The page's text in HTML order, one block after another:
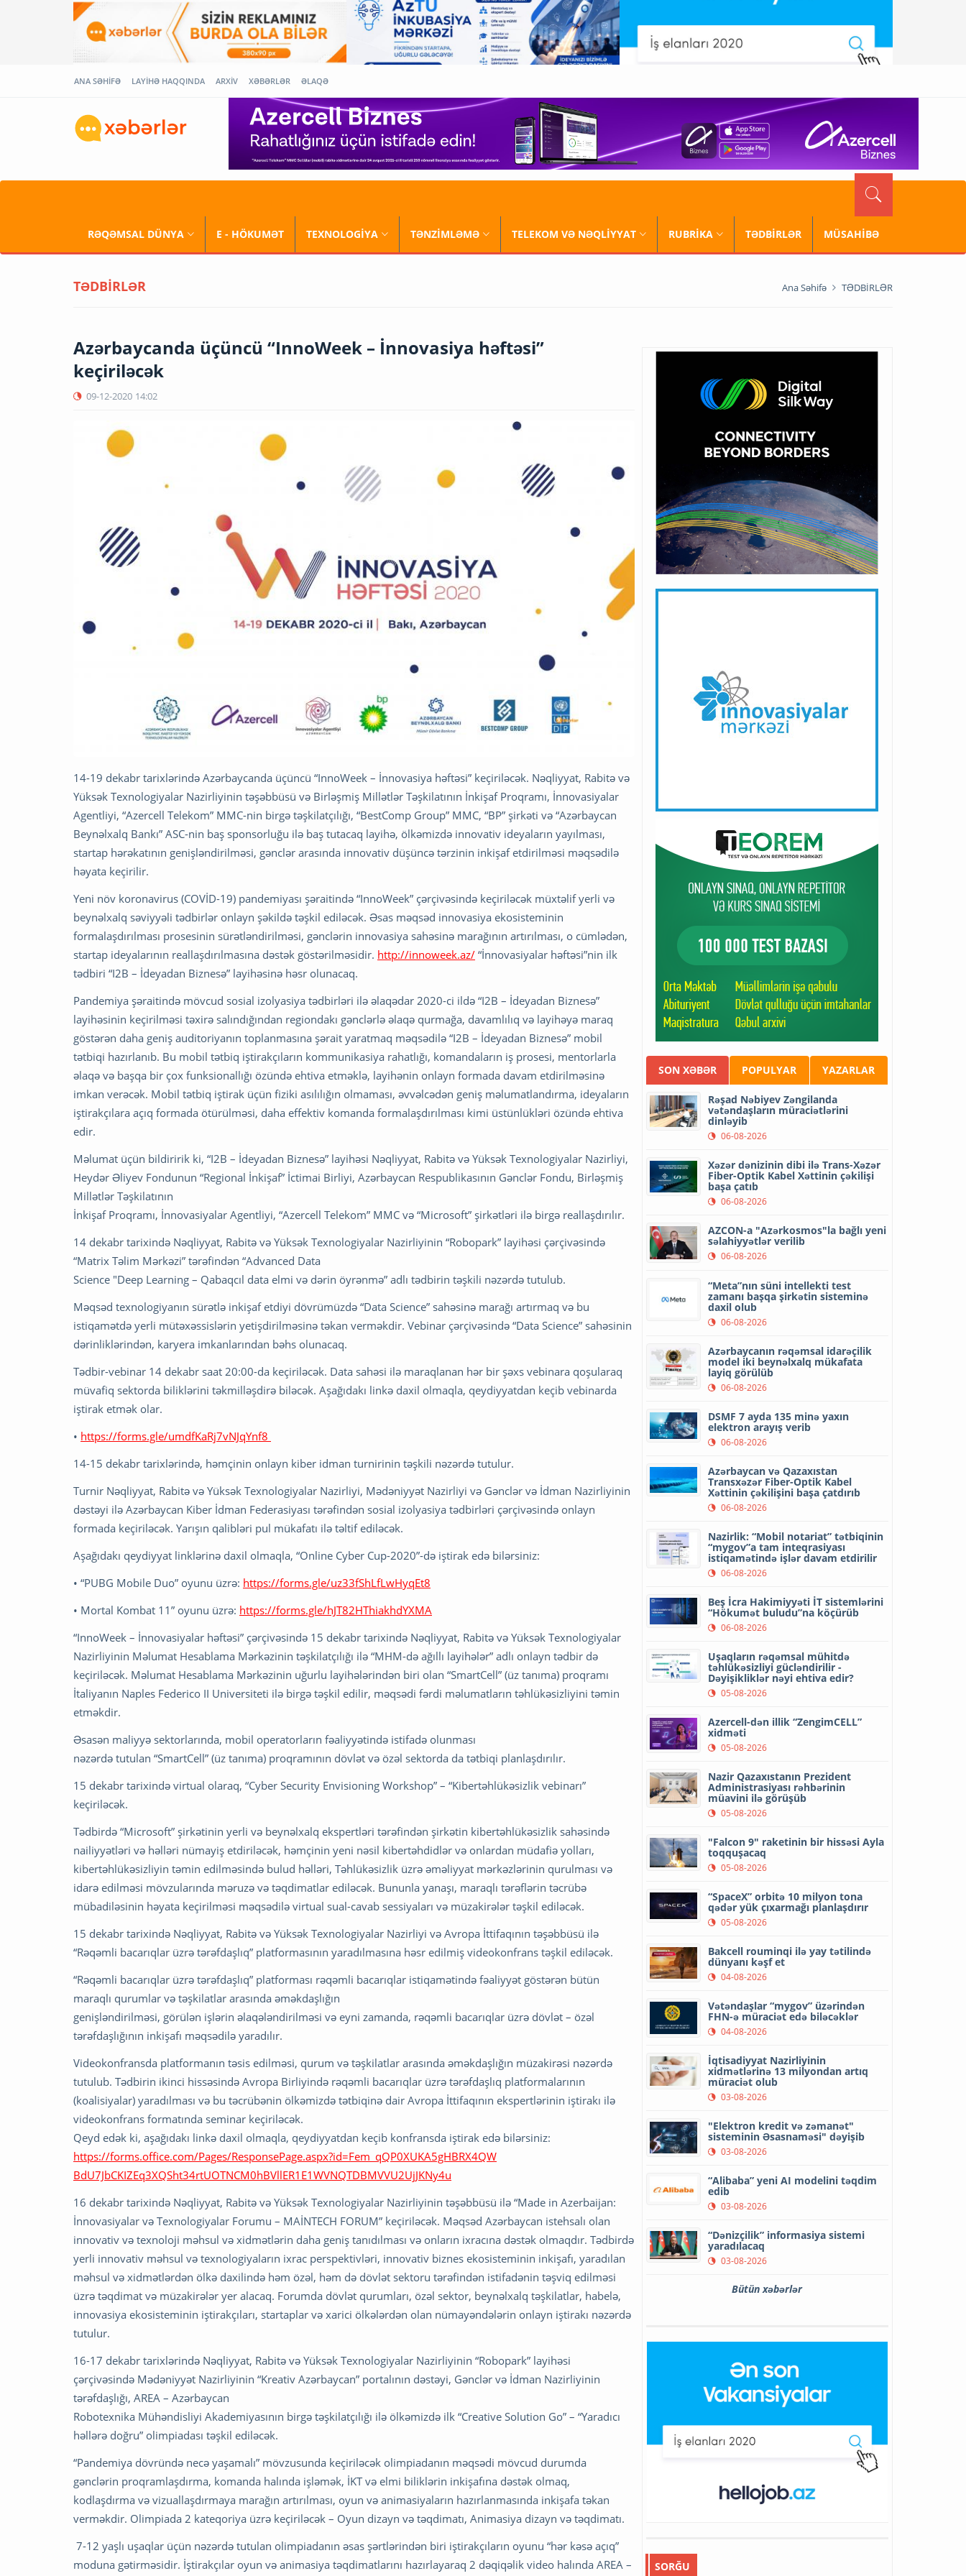
ANA SƏHİFƏ LAYİHƏ HAQQINDA ARXİV XƏBƏRLƏR ƏLAQƏ
RƏQƏMSAL DÜNYA E - HÖKUMƏT TEXNOLOGİYA TƏNZİMLƏMƏ TELEKOM VƏ NƏQLİYYAT RUBRİKA TƏDBİRLƏR MÜSAHİBƏ
TƏDBİRLƏR Ana Səhifə TƏDBİRLƏR
Azərbaycanda üçüncü “InnoWeek – İnnovasiya həftəsi”
keçiriləcək
09-12-2020 14:02
14-19 dekabr tarixlərində Azərbaycanda üçüncü “InnoWeek – İnnovasiya həftəsi” keçiriləcək. Nəqliyyat, Rabitə və
Yüksək Texnologiyalar Nazirliyinin təşəbbüsü və Birləşmiş Millətlər Təşkilatının İnkişaf Proqramı, İnnovasiyalar
Agentliyi, “Azercell Telekom” MMC-nin birgə təşkilatçılığı, “BestComp Group” MMC, “BP” şirkəti və “Azərbaycan
Beynəlxalq Bankı” ASC-nin baş sponsorluğu ilə baş tutacaq layihə, ölkəmizdə innovativ ideyaların yayılması,
startap hərəkatının genişləndirilməsi, gənclər arasında innovativ düşüncə tərzinin inkişaf etdirilməsi məqsədilə
həyata keçirilir.
Yeni növ koronavirus (COVİD-19) pandemiyası şəraitində “InnoWeek” çərçivəsində keçiriləcək müxtəlif yerli və
beynəlxalq səviyyəli tədbirlər onlayn şəkildə təşkil ediləcək. Əsas məqsəd innovasiya ekosisteminin
formalaşdırılması prosesinin sürətləndirilməsi, gənclərin innovasiya sahəsinə marağının artırılması, o cümlədən,
startap ideyalarının reallaşdırılmasına dəstək göstərilməsidir. http://innoweek.az/ “İnnovasiyalar həftəsi”nin ilk
tədbiri “I2B – İdeyadan Biznesə” layihəsinə həsr olunacaq.
Pandemiya şəraitində mövcud sosial izolyasiya tədbirləri ilə əlaqədar 2020-ci ildə “I2B – İdeyadan Biznesə”
layihəsinin keçirilməsi təxirə salındığından regiondakı gənclərlə əlaqə qurmağa, davamlılıq və layihəyə maraq
göstərən daha geniş auditoriyanın toplanmasına şərait yaratmaq məqsədilə “I2B – İdeyadan Biznesə” mobil
tətbiqi hazırlanıb. Bu mobil tətbiq iştirakçıların kommunikasiya rahatlığı, komandaların iş prosesi, mentorlarla
əlaqə və başqa bir çox funksionallığı özündə ehtiva etməklə, layihənin onlayn formada davam etdirilməsinə
imkan verəcək. Mobil tətbiq iştirak üçün fiziki asılılığın olmaması, əvvəlcədən geniş məlumatlandırma, ideyaların
iştirakçılara açıq formada ötürülməsi, daha effektiv komanda formalaşdırılması kimi üstünlükləri özündə ehtiva
edir.
Məlumat üçün bildiririk ki, “I2B – İdeyadan Biznesə” layihəsi Nəqliyyat, Rabitə və Yüksək Texnologiyalar Nazirliyi,
Heydər Əliyev Fondunun “Regional İnkişaf” İctimai Birliyi, Azərbaycan Respublikasının Gənclər Fondu, Birləşmiş
Millətlər Təşkilatının
İnkişaf Proqramı, İnnovasiyalar Agentliyi, “Azercell Telekom” MMC və “Microsoft” şirkətləri ilə birgə reallaşdırılır.
14 dekabr tarixində Nəqliyyat, Rabitə və Yüksək Texnologiyalar Nazirliyinin “Robopark” layihəsi çərçivəsində
“Matrix Təlim Mərkəzi” tərəfindən “Advanced Data
Science "Deep Learning – Qabaqcıl data elmi və dərin öyrənmə” adlı tədbirin təşkili nəzərdə tutulub.
Məqsəd texnologiyanın sürətlə inkişaf etdiyi dövrümüzdə “Data Science” sahəsinə marağı artırmaq və bu
istiqamətdə yerli mütəxəssislərin yetişdirilməsinə təkan verməkdir. Vebinar çərçivəsində “Data Science” sahəsinin
dərinliklərindən, karyera imkanlarından bəhs olunacaq.
Tədbir-vebinar 14 dekabr saat 20:00-da keçiriləcək. Data sahəsi ilə maraqlanan hər bir şəxs vebinara qoşularaq
müvafiq sektorda biliklərini təkmilləşdirə biləcək. Aşağıdakı linkə daxil olmaqla, qeydiyyatdan keçib vebinarda
iştirak etmək olar.
• https://forms.gle/umdfKaRj7vNJqYnf8
14-15 dekabr tarixlərində, həmçinin onlayn kiber idman turnirinin təşkili nəzərdə tutulur.
Turnir Nəqliyyat, Rabitə və Yüksək Texnologiyalar Nazirliyi, Mədəniyyət Nazirliyi və Gənclər və İdman Nazirliyinin
dəstəyi ilə Azərbaycan Kiber İdman Federasiyası tərəfindən sosial izolyasiya tədbirləri çərçivəsində onlayn
formada keçiriləcək. Yarışın qalibləri pul mükafatı ilə təltif ediləcək.
Aşağıdakı qeydiyyat linklərinə daxil olmaqla, “Online Cyber Cup-2020”-də iştirak edə bilərsiniz:
• “PUBG Mobile Duo” oyunu üzrə: https://forms.gle/uz33fShLfLwHyqEt8
• Mortal Kombat 11” oyunu üzrə: https://forms.gle/hJT82HThiakhdYXMA
“InnoWeek – İnnovasiyalar həftəsi” çərçivəsində 15 dekabr tarixində Nəqliyyat, Rabitə və Yüksək Texnologiyalar
Nazirliyinin Məlumat Hesablama Mərkəzinin təşkilatçılığı ilə “MHM-də ağıllı layihələr” adlı onlayn tədbir də
keçiriləcək. Məlumat Hesablama Mərkəzinin uğurlu layihələrindən biri olan “SmartCell” (üz tanıma) proqramı
İtaliyanın Naples Federico II Universiteti ilə birgə təşkil edilir, məqsədi fərdi məlumatların təhlükəsizliyini təmin
etməkdir.
Əsasən maliyyə sektorlarında, mobil operatorların fəaliyyətində istifadə olunması
nəzərdə tutulan “SmartCell” (üz tanıma) proqramının dövlət və özəl sektorda da tətbiqi planlaşdırılır.
15 dekabr tarixində virtual olaraq, “Cyber Security Envisioning Workshop” – “Kibertəhlükəsizlik vebinarı”
keçiriləcək.
Tədbirdə “Microsoft” şirkətinin yerli və beynəlxalq ekspertləri tərəfindən şirkətin kibertəhlükəsizlik sahəsində
nailiyyətləri və həlləri nümayiş etdiriləcək, həmçinin yeni nəsil kibertəhdidlər və onlardan müdafiə yolları,
kibertəhlükəsizliyin təmin edilməsində bulud həlləri, Təhlükəsizlik üzrə əməliyyat mərkəzlərinin qurulması və
idarə edilməsi mövzularında məruzə və təqdimatlar ediləcək. Bununla yanaşı, maraqlı tərəflərin təcrübə
mübadiləsinin həyata keçirilməsi məqsədilə virtual sual-cavab sessiyaları və müzakirələr təşkil ediləcək.
15 dekabr tarixində Nəqliyyat, Rabitə və Yüksək Texnologiyalar Nazirliyi və Avropa İttifaqının təşəbbüsü ilə
“Rəqəmli bacarıqlar üzrə tərəfdaşlıq” platformasının yaradılmasına həsr edilmiş videokonfrans təşkil ediləcək.
“Rəqəmli bacarıqlar üzrə tərəfdaşlıq” platforması rəqəmli bacarıqlar istiqamətində fəaliyyət göstərən bütün
maraqlı qurumlar və təşkilatlar arasında əməkdaşlığın
genişləndirilməsi, görülən işlərin əlaqələndirilməsi və eyni zamanda, rəqəmli bacarıqlar üzrə dövlət – özəl
tərəfdaşlığının inkişafı məqsədilə yaradılır.
Videokonfransda platformanın təsis edilməsi, qurum və təşkilatlar arasında əməkdaşlığın müzakirəsi nəzərdə
tutulub. Tədbirin ikinci hissəsində Avropa Birliyində rəqəmli bacarıqlar üzrə tərəfdaşlıq platformalarının
(koalisiyalar) yaradılması və bu təcrübənin ölkəmizdə tətbiqinə dair Avropa İttifaqının ekspertlərinin iştirakı ilə
videokonfrans formatında seminar keçiriləcək.
Qeyd edək ki, aşağıdakı linkə daxil olmaqla, qeydiyyatdan keçib konfransda iştirak edə bilərsiniz:
https://forms.office.com/Pages/ResponsePage.aspx?id=Fem_qQP0XUKA5gHBRX4QW
BdU7JbCKIZEq3XQSht34rtUOTNCM0hBVllER1E1WVNQTDBMVVU2UjJKNy4u
16 dekabr tarixində Nəqliyyat, Rabitə və Yüksək Texnologiyalar Nazirliyinin təşəbbüsü ilə “Made in Azerbaijan:
İnnovasiyalar və Texnologiyalar Forumu – MAİNTECH FORUM” keçiriləcək. Məqsəd Azərbaycan istehsalı olan
innovativ və texnoloji məhsul və xidmətlərin daha geniş tanıdılması və onların ixracına dəstək olmaqdır. Tədbirdə
yerli innovativ məhsul və texnologiyaların ixrac perspektivləri, innovativ biznes ekosisteminin inkişafı, yaradılan
məhsul və xidmətlərdən ölkə daxilində həm özəl, həm də dövlət sektoru tərəfindən istifadənin təşviq edilməsi
üzrə təqdimat və müzakirələr yer alacaq. Forumda dövlət qurumları, özəl sektor, beynəlxalq təşkilatlar, habelə,
innovasiya ekosisteminin iştirakçıları, startaplar və xarici ölkələrdən olan nümayəndələrin onlayn iştirakı nəzərdə
tutulur.
16-17 dekabr tarixlərində Nəqliyyat, Rabitə və Yüksək Texnologiyalar Nazirliyinin “Robopark” layihəsi
çərçivəsində Mədəniyyət Nazirliyinin “Kreativ Azərbaycan” portalının dəstəyi, Gənclər və İdman Nazirliyinin
tərəfdaşlığı, AREA – Azərbaycan
Robotexnika Mühəndisliyi Akademiyasının birgə təşkilatçılığı ilə ölkəmizdə ilk “Creative Solution Go” – “Yaradıcı
həllərə doğru” olimpiadası təşkil ediləcək.
“Pandemiya dövründə necə yaşamalı” mövzusunda keçiriləcək olimpiadanın məqsədi mövcud durumda
gənclərin proqramlaşdırma, komanda halında işləmək, İKT və elmi biliklərin inkişafına dəstək olmaq,
kodlaşdırma və vizuallaşdırmaya marağın artırılması, oyun və animasiyaların hazırlanmasında inkişafa təkan
verməkdir. Olimpiada 2 kateqoriya üzrə keçiriləcək – Oyun dizayn və təqdimatı, Animasiya dizayn və təqdimatı.
7-12 yaşlı uşaqlar üçün nəzərdə tutulan olimpiadanın əsas şərtlərindən biri iştirakçıların oyunu “hər kəsə açıq”
moduna gətirməsidir. İştirakçılar oyun və animasiya təqdimatlarını hazırlayaraq 2 dəqiqəlik video halında AREA –
SON XƏBƏR POPULYAR YAZARLAR
Rəşad Nəbiyev Zəngilanda
vətəndaşların müraciətlərini
dinləyib
06-08-2026
Xəzər dənizinin dibi ilə Trans-Xəzər
Fiber-Optik Kabel Xəttinin çəkilişi
başa çatıb
06-08-2026
AZCON-a "Azərkosmos"la bağlı yeni
səlahiyyətlər verilib
06-08-2026
“Meta”nın süni intellekti test
zamanı başqa şirkətin sisteminə
daxil olub
06-08-2026
Azərbaycanın rəqəmsal idarəçilik
model iki beynəlxalq mükafata
layiq görülüb
06-08-2026
DSMF 7 ayda 135 minə yaxın
elektron arayış verib
06-08-2026
Azərbaycan və Qazaxıstan
Transxəzər Fiber-Optik Kabel
Xəttinin çəkilişini başa çatdırıb
06-08-2026
Nazirlik: “Mobil notariat” tətbiqinin
“mygov”a tam inteqrasiyası
istiqamətində işlər davam etdirilir
06-08-2026
Beş İcra Hakimiyyəti İT sistemlərini
“Hökumət buludu”na köçürüb
06-08-2026
Uşaqların rəqəmsal mühitdə
təhlükəsizliyi gücləndirilir -
Dəyişikliklər nəyi ehtiva edir?
05-08-2026
Azercell-dən illik “ZengimCELL”
xidməti
05-08-2026
Nazir Qazaxıstanın Prezident
Administrasiyası rəhbərinin
müavini ilə görüşüb
05-08-2026
"Falcon 9" raketinin bir hissəsi Ayla
toqquşacaq
05-08-2026
“SpaceX” orbitə 10 milyon tona
qədər yük çıxarmağı planlaşdırır
05-08-2026
Bakcell rouminqi ilə yay tətilində
dünyanı kəşf et
04-08-2026
Vətəndaşlar “mygov” üzərindən
FHN-ə müraciət edə biləcəklər
04-08-2026
İqtisadiyyat Nazirliyinin
xidmətlərinə 13 milyondan artıq
müraciət olub
03-08-2026
"Elektron kredit və zəmanət"
sisteminin Əsasnaməsi" dəyişib
03-08-2026
“Alibaba” yeni AI modelini təqdim
edib
03-08-2026
“Dənizçilik” informasiya sistemi
yaradılacaq
03-08-2026
Bütün xəbərlər
SORĞU